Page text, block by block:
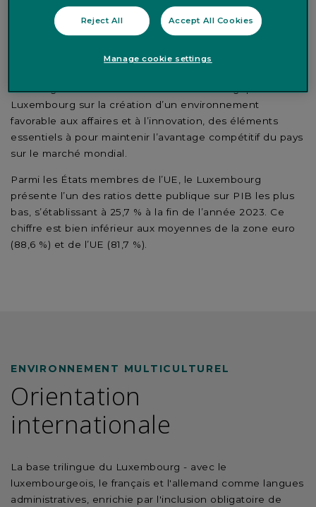
Competitiveness Yearbook de l’IMD. Ce classement
reflète la saine gestion des finances publiques, une
Luxembourg sur la création d’un environnement
favorable aux affaires et à l’innovation, des éléments
essentiels à pour maintenir l’avantage compétitif du pays
sur le marché mondial.
Parmi les États membres de l’UE, le Luxembourg
présente l’un des ratios dette publique sur PIB les plus
bas, s’établissant à 25,7 % à la fin de l’année 2023. Ce
chiffre est bien inférieur aux moyennes de la zone euro
(88,6 %) et de l’UE (81,7 %).
ENVIRONNEMENT MULTICULTUREL
Orientation
internationale
La base trilingue du Luxembourg - avec le
luxembourgeois, le français et l'allemand comme langues
administratives, enrichie par l'inclusion obligatoire de
Reject All Accept All Cookies
Manage cookie settings